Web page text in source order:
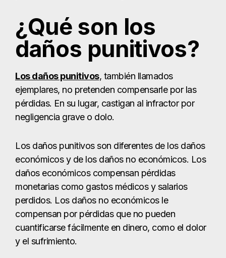
¿Qué son los
daños punitivos?
Los daños punitivos, también llamados
ejemplares, no pretenden compensarle por las
pérdidas. En su lugar, castigan al infractor por
negligencia grave o dolo.
Los daños punitivos son diferentes de los daños
económicos y de los daños no económicos. Los
daños económicos compensan pérdidas
monetarias como gastos médicos y salarios
perdidos. Los daños no económicos le
compensan por pérdidas que no pueden
cuantificarse fácilmente en dinero, como el dolor
y el sufrimiento.